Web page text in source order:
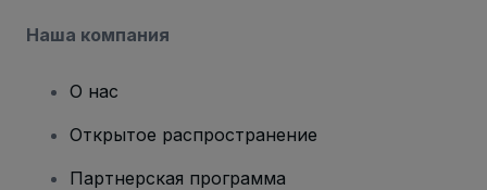
Наша компания
О нас
Открытое распространение
Партнерская программа